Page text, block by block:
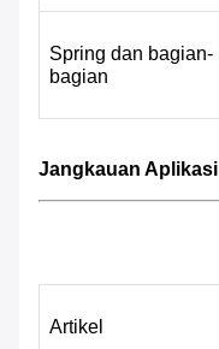
Spring dan bagian-
bagian
Jangkauan Aplikasi
Artikel